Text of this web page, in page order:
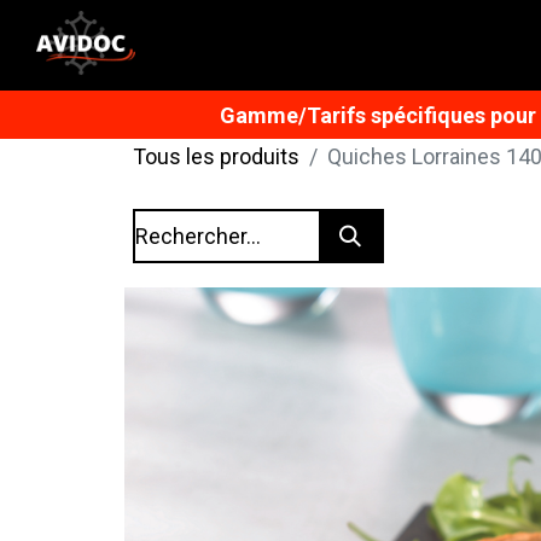
Gamme/Tarifs spécifiques
Tous les produits
Quiches Lorraines